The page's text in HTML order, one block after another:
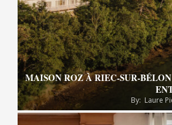
MAISON ROZ À RIEC-SUR-
By: Laure